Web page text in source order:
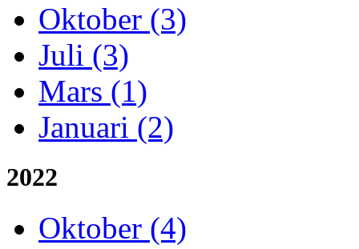
Oktober (3)
Juli (3)
Mars (1)
Januari (2)
2022
Oktober (4)